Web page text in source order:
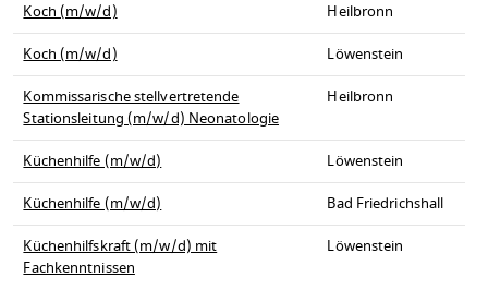
Koch (m/w/d)
Heilbronn
Koch (m/w/d)
Löwenstein
Kommissarische stellvertretende
Stationsleitung (m/w/d) Neonatologie
Heilbronn
Küchenhilfe (m/w/d)
Löwenstein
Küchenhilfe (m/w/d)
Bad Friedrichshall
Küchenhilfskraft (m/w/d) mit
Fachkenntnissen
Löwenstein